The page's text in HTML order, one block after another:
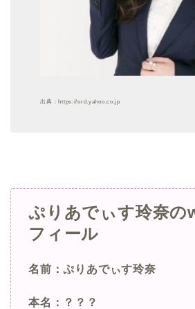
出典：https://ord.yahoo.co.jp
ぷりあでぃす玲奈の
フィール
名前：ぷりあでぃす玲奈
本名：？？？